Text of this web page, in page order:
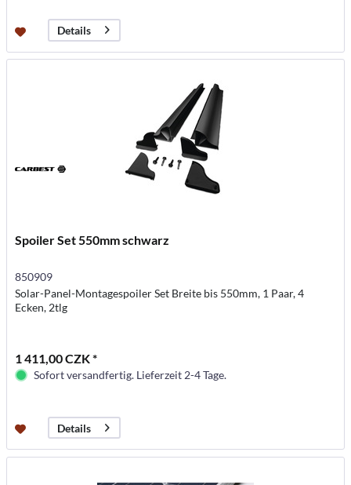
Details
Spoiler Set 550mm schwarz
850909
Solar-Panel-Montagespoiler Set Breite bis 550mm, 1 Paar, 4
Ecken, 2tlg
1 411,00 CZK *
Sofort versandfertig. Lieferzeit 2-4 Tage.
Details